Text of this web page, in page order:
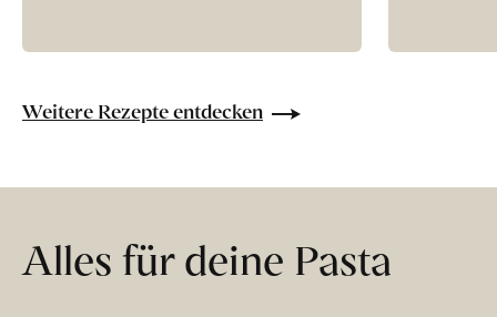
Weitere Rezepte entdecken
Alles für deine Pasta